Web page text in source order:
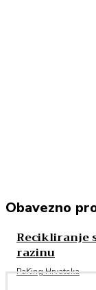
Obavezno
Recikliranje
razinu
PaKing Hrvatska